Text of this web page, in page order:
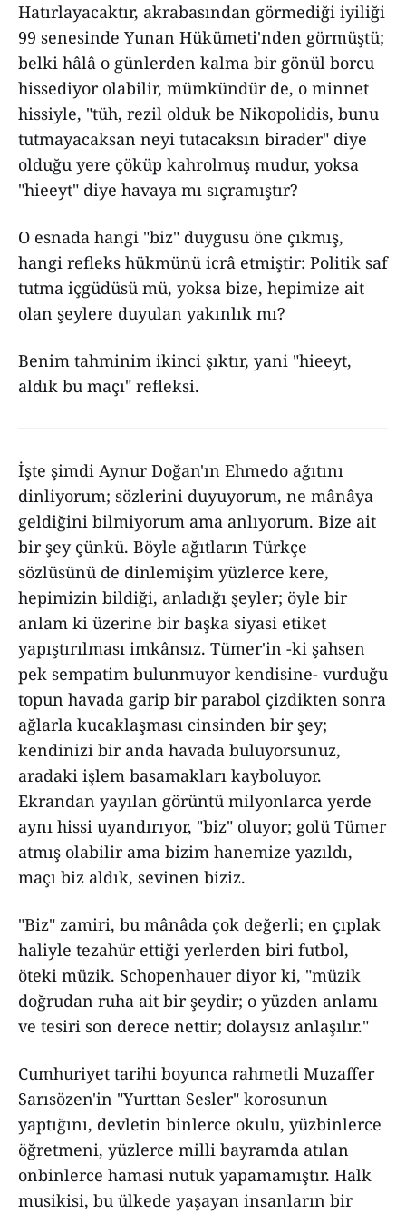
Hatırlayacaktır, akrabasından görmediği iyiliği
99 senesinde Yunan Hükümeti'nden görmüştü;
belki hâlâ o günlerden kalma bir gönül borcu
hissediyor olabilir, mümkündür de, o minnet
hissiyle, "tüh, rezil olduk be Nikopolidis, bunu
tutmayacaksan neyi tutacaksın birader" diye
olduğu yere çöküp kahrolmuş mudur, yoksa
"hieeyt" diye havaya mı sıçramıştır?
O esnada hangi "biz" duygusu öne çıkmış,
hangi refleks hükmünü icrâ etmiştir: Politik saf
tutma içgüdüsü mü, yoksa bize, hepimize ait
olan şeylere duyulan yakınlık mı?
Benim tahminim ikinci şıktır, yani "hieeyt,
aldık bu maçı" refleksi.
İşte şimdi Aynur Doğan'ın Ehmedo ağıtını
dinliyorum; sözlerini duyuyorum, ne mânâya
geldiğini bilmiyorum ama anlıyorum. Bize ait
bir şey çünkü. Böyle ağıtların Türkçe
sözlüsünü de dinlemişim yüzlerce kere,
hepimizin bildiği, anladığı şeyler; öyle bir
anlam ki üzerine bir başka siyasi etiket
yapıştırılması imkânsız. Tümer'in -ki şahsen
pek sempatim bulunmuyor kendisine- vurduğu
topun havada garip bir parabol çizdikten sonra
ağlarla kucaklaşması cinsinden bir şey;
kendinizi bir anda havada buluyorsunuz,
aradaki işlem basamakları kayboluyor.
Ekrandan yayılan görüntü milyonlarca yerde
aynı hissi uyandırıyor, "biz" oluyor; golü Tümer
atmış olabilir ama bizim hanemize yazıldı,
maçı biz aldık, sevinen biziz.
"Biz" zamiri, bu mânâda çok değerli; en çıplak
haliyle tezahür ettiği yerlerden biri futbol,
öteki müzik. Schopenhauer diyor ki, "müzik
doğrudan ruha ait bir şeydir; o yüzden anlamı
ve tesiri son derece nettir; dolaysız anlaşılır."
Cumhuriyet tarihi boyunca rahmetli Muzaffer
Sarısözen'in "Yurttan Sesler" korosunun
yaptığını, devletin binlerce okulu, yüzbinlerce
öğretmeni, yüzlerce milli bayramda atılan
onbinlerce hamasi nutuk yapamamıştır. Halk
musikisi, bu ülkede yaşayan insanların bir